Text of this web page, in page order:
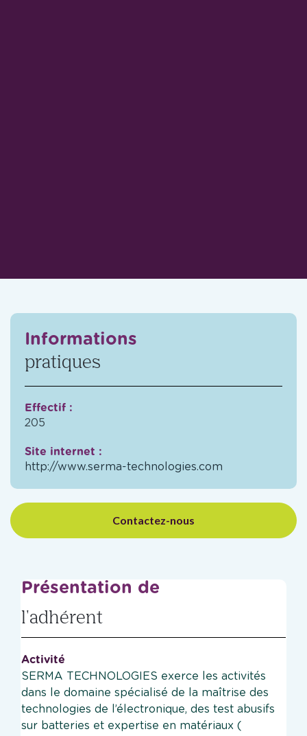
Informations
pratiques
Effectif :
205
Site internet :
http://www.serma-technologies.com
Contactez-nous
Présentation de
l'adhérent
Activité
SERMA TECHNOLOGIES exerce les activités
dans le domaine spécialisé de la maîtrise des
technologies de l’électronique, des test abusifs
sur batteries et expertise en matériaux (